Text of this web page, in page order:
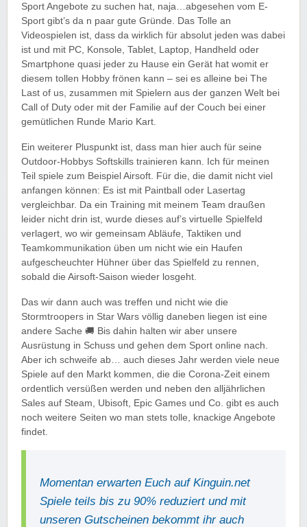
Sport Angebote zu suchen hat, naja…abgesehen vom E-
Sport gibt’s da n paar gute Gründe. Das Tolle an
Videospielen ist, dass da wirklich für absolut jeden was dabei
ist und mit PC, Konsole, Tablet, Laptop, Handheld oder
Smartphone quasi jeder zu Hause ein Gerät hat womit er
diesem tollen Hobby frönen kann – sei es alleine bei The
Last of us, zusammen mit Spielern aus der ganzen Welt bei
Call of Duty oder mit der Familie auf der Couch bei einer
gemütlichen Runde Mario Kart.
Ein weiterer Pluspunkt ist, dass man hier auch für seine
Outdoor-Hobbys Softskills trainieren kann. Ich für meinen
Teil spiele zum Beispiel Airsoft. Für die, die damit nicht viel
anfangen können: Es ist mit Paintball oder Lasertag
vergleichbar. Da ein Training mit meinem Team draußen
leider nicht drin ist, wurde dieses auf’s virtuelle Spielfeld
verlagert, wo wir gemeinsam Abläufe, Taktiken und
Teamkommunikation üben um nicht wie ein Haufen
aufgescheuchter Hühner über das Spielfeld zu rennen,
sobald die Airsoft-Saison wieder losgeht.
Das wir dann auch was treffen und nicht wie die
Stormtroopers in Star Wars völlig daneben liegen ist eine
andere Sache 🚚 Bis dahin halten wir aber unsere
Ausrüstung in Schuss und gehen dem Sport online nach.
Aber ich schweife ab… auch dieses Jahr werden viele neue
Spiele auf den Markt kommen, die die Corona-Zeit einem
ordentlich versüßen werden und neben den alljährlichen
Sales auf Steam, Ubisoft, Epic Games und Co. gibt es auch
noch weitere Seiten wo man stets tolle, knackige Angebote
findet.
Momentan erwarten Euch auf Kinguin.net
Spiele teils bis zu 90% reduziert und mit
unseren Gutscheinen bekommt ihr auch